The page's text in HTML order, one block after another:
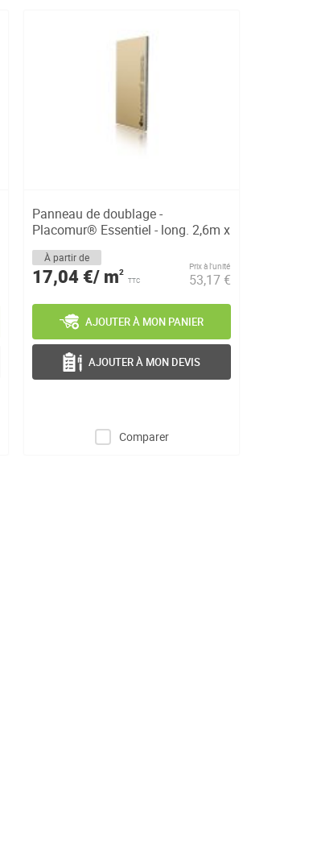
Panneau de doublage -
Placomur® Essentiel - long. 2,6m x
larg. 1,...
À partir de
17,04 €/ m2
TTC
Prix à l’unité
53,17 €
Comparer
AJOUTER À MON PANIER
AJOUTER À MON DEVIS